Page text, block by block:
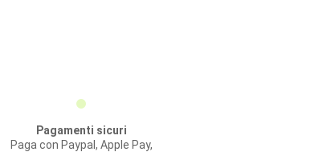
Pagamenti sicuri
Paga con Paypal, Apple Pay,